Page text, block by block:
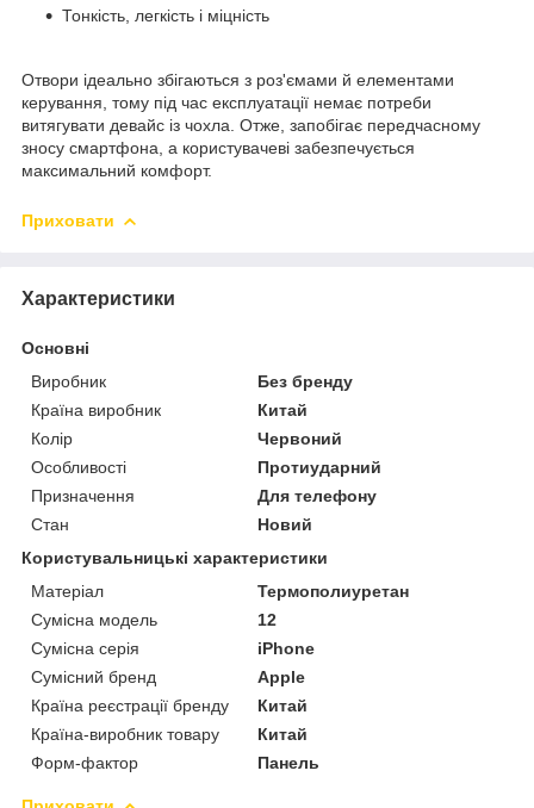
Тонкість, легкість і міцність
Отвори ідеально збігаються з роз'ємами й елементами
керування, тому під час експлуатації немає потреби
витягувати девайс із чохла. Отже, запобігає передчасному
зносу смартфона, а користувачеві забезпечується
максимальний комфорт.
Приховати
Характеристики
Основні
Виробник
Без бренду
Країна виробник
Китай
Колір
Червоний
Особливості
Протиударний
Призначення
Для телефону
Стан
Новий
Користувальницькі характеристики
Матеріал
Термополиуретан
Сумісна модель
12
Сумісна серія
iPhone
Сумісний бренд
Apple
Країна реєстрації бренду
Китай
Країна-виробник товару
Китай
Форм-фактор
Панель